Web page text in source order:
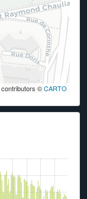
contributors ©CARTO